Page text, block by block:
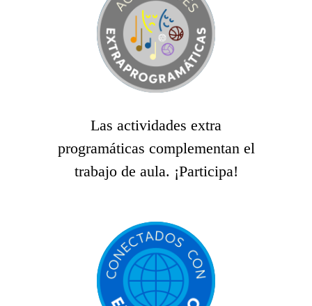
Las actividades extra
programáticas complementan el
trabajo de aula. ¡Participa!